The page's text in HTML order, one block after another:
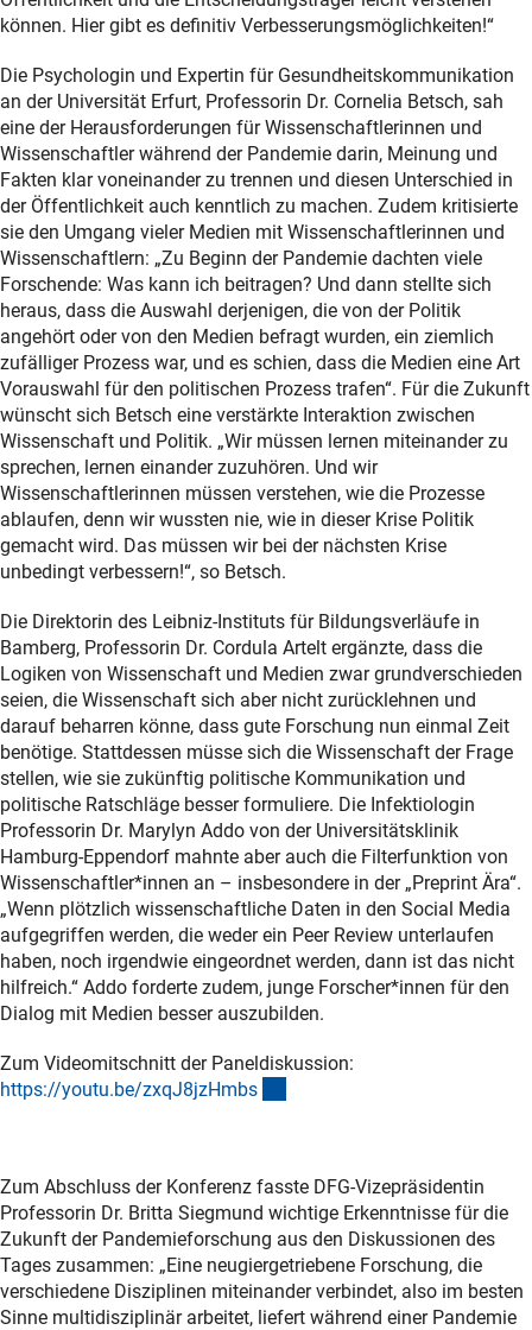
können. Hier gibt es definitiv Verbesserungsmöglichkeiten!“
Die Psychologin und Expertin für Gesundheitskommunikation
an der Universität Erfurt, Professorin Dr. Cornelia Betsch, sah
eine der Herausforderungen für Wissenschaftlerinnen und
Wissenschaftler während der Pandemie darin, Meinung und
Fakten klar voneinander zu trennen und diesen Unterschied in
der Öffentlichkeit auch kenntlich zu machen. Zudem kritisierte
sie den Umgang vieler Medien mit Wissenschaftlerinnen und
Wissenschaftlern: „Zu Beginn der Pandemie dachten viele
Forschende: Was kann ich beitragen? Und dann stellte sich
heraus, dass die Auswahl derjenigen, die von der Politik
angehört oder von den Medien befragt wurden, ein ziemlich
zufälliger Prozess war, und es schien, dass die Medien eine Art
Vorauswahl für den politischen Prozess trafen“. Für die Zukunft
wünscht sich Betsch eine verstärkte Interaktion zwischen
Wissenschaft und Politik. „Wir müssen lernen miteinander zu
sprechen, lernen einander zuzuhören. Und wir
Wissenschaftlerinnen müssen verstehen, wie die Prozesse
ablaufen, denn wir wussten nie, wie in dieser Krise Politik
gemacht wird. Das müssen wir bei der nächsten Krise
unbedingt verbessern!“, so Betsch.
Die Direktorin des Leibniz-Instituts für Bildungsverläufe in
Bamberg, Professorin Dr. Cordula Artelt ergänzte, dass die
Logiken von Wissenschaft und Medien zwar grundverschieden
seien, die Wissenschaft sich aber nicht zurücklehnen und
darauf beharren könne, dass gute Forschung nun einmal Zeit
benötige. Stattdessen müsse sich die Wissenschaft der Frage
stellen, wie sie zukünftig politische Kommunikation und
politische Ratschläge besser formuliere. Die Infektiologin
Professorin Dr. Marylyn Addo von der Universitätsklinik
Hamburg-Eppendorf mahnte aber auch die Filterfunktion von
Wissenschaftler*innen an – insbesondere in der „Preprint Ära“.
„Wenn plötzlich wissenschaftliche Daten in den Social Media
aufgegriffen werden, die weder ein Peer Review unterlaufen
haben, noch irgendwie eingeordnet werden, dann ist das nicht
hilfreich.“ Addo forderte zudem, junge Forscher*innen für den
Dialog mit Medien besser auszubilden.
Zum Videomitschnitt der Paneldiskussion:
https://youtu.be/zxqJ8jzHmbs
Zum Abschluss der Konferenz fasste DFG-Vizepräsidentin
Professorin Dr. Britta Siegmund wichtige Erkenntnisse für die
Zukunft der Pandemieforschung aus den Diskussionen des
Tages zusammen: „Eine neugiergetriebene Forschung, die
verschiedene Disziplinen miteinander verbindet, also im besten
Sinne multidisziplinär arbeitet, liefert während einer Pandemie